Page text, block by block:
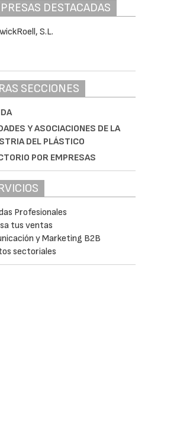
DESTACADAS
SECCIONES
Y ASOCIACIONES DE LA
DEL PLÁSTICO
POR EMPRESAS
Profesionales
tus ventas
y Marketing B2B
sectoriales